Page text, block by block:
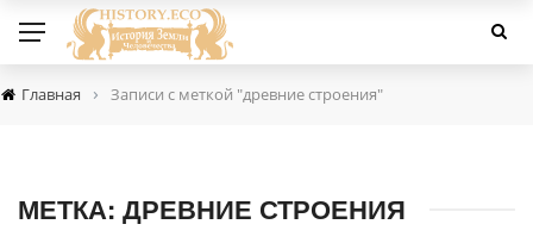
Главная › Записи с меткой "древние строения"
МЕТКА: ДРЕВНИЕ СТРОЕНИЯ